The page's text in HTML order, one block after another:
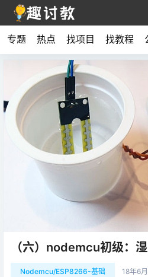
专题 热点 找项目 找教程
（六）nodemcu初级：
Nodemcu/ESP8266-基础 18年6